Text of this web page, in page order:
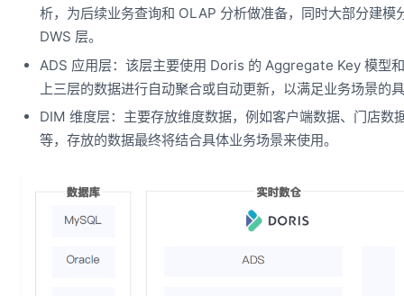
析，为后续业务查询和 OLAP 分析做准备，同时大部分建模
DWS 层。
ADS 应用层：该层主要使用 Doris 的 Aggregate Key 模型
上三层的数据进行自动聚合或自动更新，以满足业务场景的
DIM 维度层：主要存放维度数据，例如客户端数据、门店数
等，存放的数据最终将结合具体业务场景来使用。